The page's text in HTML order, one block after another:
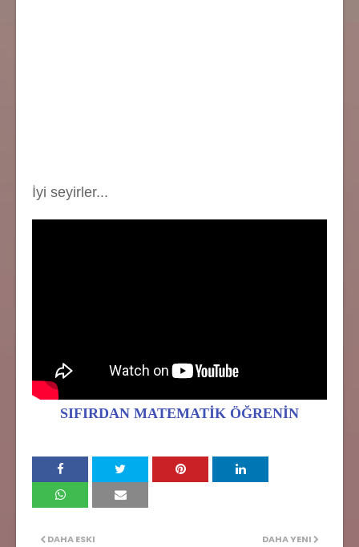
İyi seyirler...
SIFIRDAN MATEMATİK ÖĞRENİN
DAHA YENI
DAHA ESKI